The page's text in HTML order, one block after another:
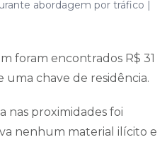
abordagem por tráfico |
foram encontrados R$ 31
chave de residência.
nas proximidades foi
nenhum material ilícito e